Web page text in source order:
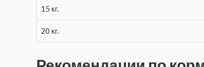
15 кг.
20 кг.